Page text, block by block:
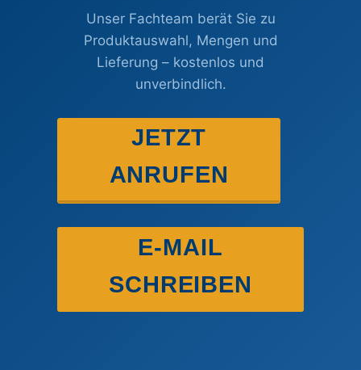
Unser Fachteam berät Sie zu
Produktauswahl, Mengen und
Lieferung – kostenlos und
unverbindlich.
JETZT
ANRUFEN
E-MAIL
SCHREIBEN